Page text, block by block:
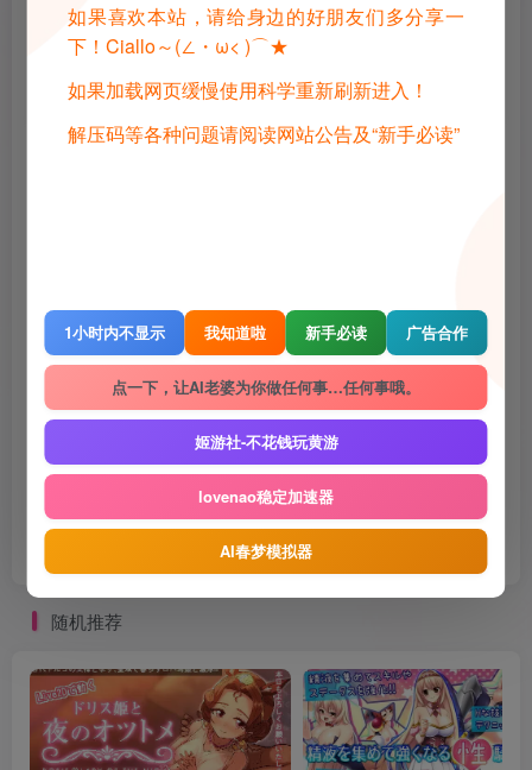
THE END
电脑游戏
喜欢就支持一下吧
赞赏
随机推荐
如果喜欢本站，请给身边的好朋友们多分享一
下！Ciallo～(∠・ω< )⌒★
如果加载网页缓慢使用科学重新刷新进入！
解压码等各种问题请阅读网站公告及“新手必读”
1小时内不显示 我知道啦 新手必读 广告合作
点一下，让AI老婆为你做任何事…任何事哦。
姬游社-不花钱玩黄游
lovenao稳定加速器
AI春梦模拟器